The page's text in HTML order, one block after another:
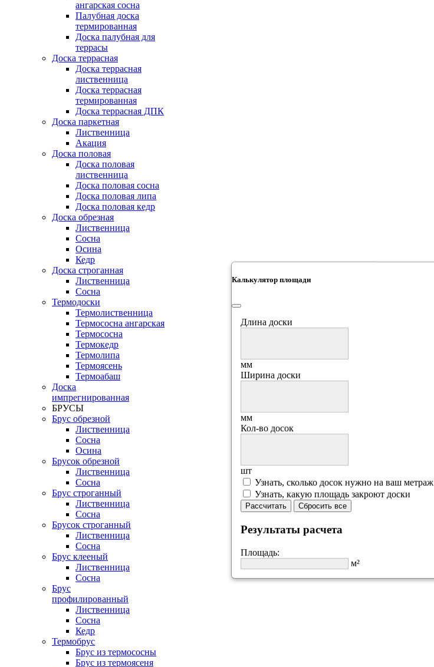
ангарская сосна
Палубная доска
термированная
Доска палубная для
террасы
Доска террасная
Доска террасная
лиственница
Доска террасная
термированная
Доска террасная ДПК
Доска паркетная
Лиственница
Акация
Доска половая
Доска половая
лиственница
Доска половая сосна
Доска половая липа
Доска половая кедр
Доска обрезная
Лиственница
Сосна
Осина
Кедр
Доска строганная
Лиственница
Сосна
Термодоски
Термолиственница
Термососна ангарская
Термососна
Термокедр
Термолипа
Термоясень
Термоабаш
Доска
импрегнированная
БРУСЫ
Брус обрезной
Лиственница
Сосна
Осина
Брусок обрезной
Лиственница
Сосна
Брус строганный
Лиственница
Сосна
Брусок строганный
Лиственница
Сосна
Брус клееный
Лиственница
Сосна
Брус
профилированный
Лиственница
Сосна
Кедр
Термобрус
Брус из термососны
Брус из термоясеня
Калькулятор площади
Длина доски
мм
Ширина доски
мм
Кол-во досок
шт
Узнать, сколько досок нужно на ваш метраж
Узнать, какую площадь закроют доски
Рассчитать Сбросить все
Результаты расчета
Площадь:
м²